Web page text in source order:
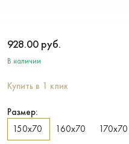
928.00 руб.
В наличии
Купить в 1 клик
Размер:
150х70
160х70 170х70